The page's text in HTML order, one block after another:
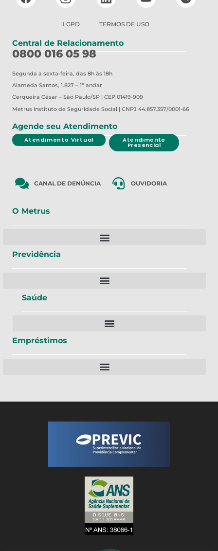
LGPD TERMOS DE USO
Central de Relacionamento
0800 016 05 98
Segunda a sexta-feira, das 8h às 18h
Alameda Santos, 1.827 – 1º andar
Cerqueira César – São Paulo/SP | CEP 01419-909
Metrus Instituto de Seguridade Social | CNPJ 44.857.357/0001-66
Agende seu Atendimento
Atendimento Virtual Atendimento
Presencial
CANAL DE DENÚNCIA OUVIDORIA
O Metrus
Previdência
Saúde
Empréstimos